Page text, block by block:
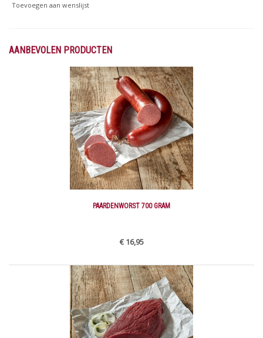
Toevoegen aan wenslijst
AANBEVOLEN PRODUCTEN
PAARDENWORST 700 GRAM
€ 16,95